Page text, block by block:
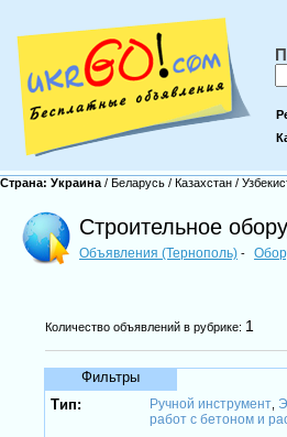
Страна: Украина / Беларусь / Казахстан /
Строительное
Объявления (Тернополь) -
Количество объявлений в рубрике: 1
Фильтры
Тип:
Ручной инструмент,
работ с бетоном и